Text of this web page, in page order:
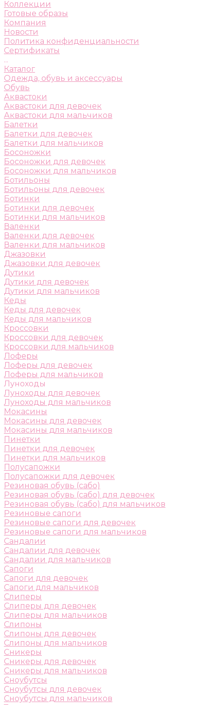
Коллекции
Готовые образы
Компания
Новости
Политика конфиденциальности
Сертификаты
...
Каталог
Одежда, обувь и аксессуары
Обувь
Аквастоки
Аквастоки для девочек
Аквастоки для мальчиков
Балетки
Балетки для девочек
Балетки для мальчиков
Босоножки
Босоножки для девочек
Босоножки для мальчиков
Ботильоны
Ботильоны для девочек
Ботинки
Ботинки для девочек
Ботинки для мальчиков
Валенки
Валенки для девочек
Валенки для мальчиков
Джазовки
Джазовки для девочек
Дутики
Дутики для девочек
Дутики для мальчиков
Кеды
Кеды для девочек
Кеды для мальчиков
Кроссовки
Кроссовки для девочек
Кроссовки для мальчиков
Лоферы
Лоферы для девочек
Лоферы для мальчиков
Луноходы
Луноходы для девочек
Луноходы для мальчиков
Мокасины
Мокасины для девочек
Мокасины для мальчиков
Пинетки
Пинетки для девочек
Пинетки для мальчиков
Полусапожки
Полусапожки для девочек
Резиновая обувь (сабо)
Резиновая обувь (сабо) для девочек
Резиновая обувь (сабо) для мальчиков
Резиновые сапоги
Резиновые сапоги для девочек
Резиновые сапоги для мальчиков
Сандалии
Сандалии для девочек
Сандалии для мальчиков
Сапоги
Сапоги для девочек
Сапоги для мальчиков
Слиперы
Слиперы для девочек
Слиперы для мальчиков
Слипоны
Слипоны для девочек
Слипоны для мальчиков
Сникеры
Сникеры для девочек
Сникеры для мальчиков
Сноубутсы
Сноубутсы для девочек
Сноубутсы для мальчиков